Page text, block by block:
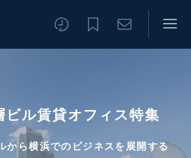
ビル賃貸オフィス特集
から横浜でのビジネスを展開する